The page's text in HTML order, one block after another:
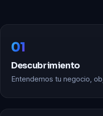
01
Descubrimiento
Entendemos tu negocio,